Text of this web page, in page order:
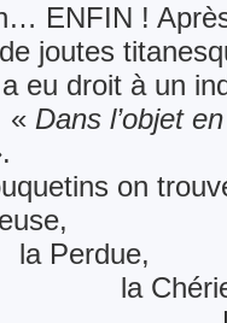
! Après
joutes
eu droit à un
Dans l’objet
on